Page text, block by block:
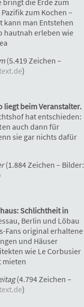
zum Kochen –
kann man Entstehen
hautnah erleben wie
(5.419 Zeichen –
)
liegt beim Veranstalter.
hat entschieden:
auch dann für
sie gar nichts dafür
(1.884 Zeichen – Bilder:
Schlichtheit in
Berlin und Löbau
Fans original erhaltene
und Häuser
wie Le Corbusier
mieten
(4.794 Zeichen –
)